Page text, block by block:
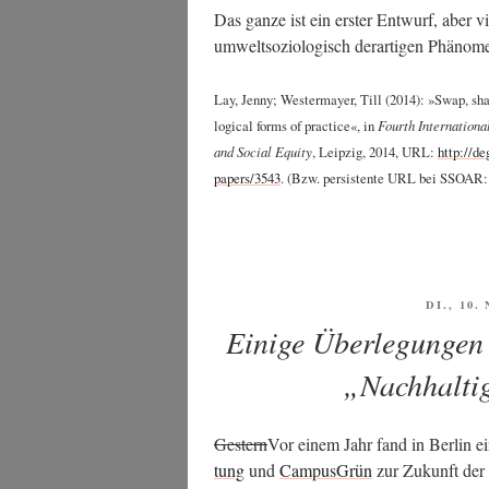
Das gan­ze ist ein ers­ter Ent­wurf, aber
umwelt­so­zio­lo­gisch der­ar­ti­gen
Lay, Jen­ny; Wes­ter­may­er, Till (2014): »Swap,
lo­gi­cal forms of prac­ti­ce«, in Fourth
and Social Equi­ty, Leip­zig, 2014, URL: http://
papers/3543. (Bzw. per­sis­ten­te URL bei SSOAR:
DI., 10.
Einige
Ges­ternVor einem Jahr fand in Ber­lin
tungundCam­pus­Grünzur Zukunft der